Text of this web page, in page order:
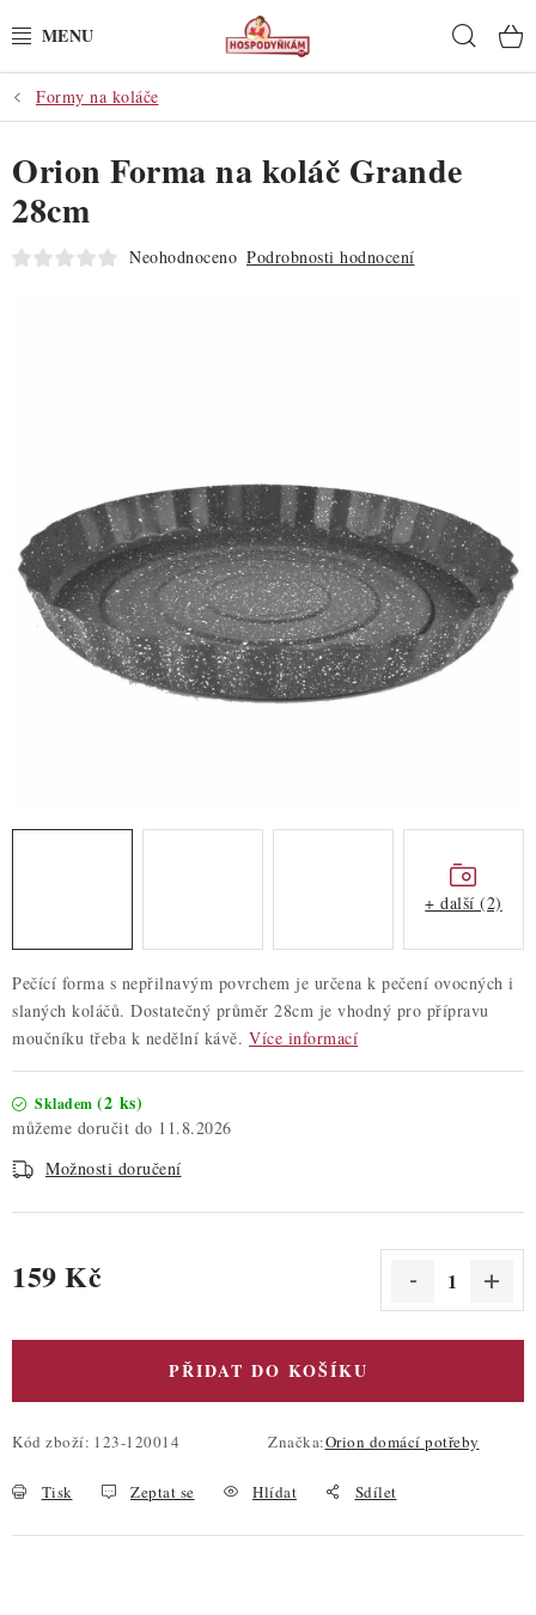
na
POTŘEBY
POMŮCKY
SUROVINY
ZDRAVÉ PEČENÍ
DÁRKOVÉ POUKAZY
TÉMATICKÉ PRODUKTY
Hodnocení obchodu
Blog
Moje objednávka
Podmínky ochrany osobních údajů
Formy na koláče
Pečící forma s nepřilnavým povrchem je určena k pečení ovocných i
slaných koláčů. Dostatečný průměr 28cm je vhodný pro přípravu
moučníku třeba k nedělní kávě. Více informací
Skladem (2 ks)
11.8.2026
Možnosti doručení
159 Kč
PŘIDAT DO KOŠÍKU
Kód zboží: 123-120014 Značka:Orion domácí potřeby
Tisk Zeptat se Hlídat Sdílet
Orion Forma na koláč Grande
28cm
Neohodnoceno Podrobnosti hodnocení
+ další (2)